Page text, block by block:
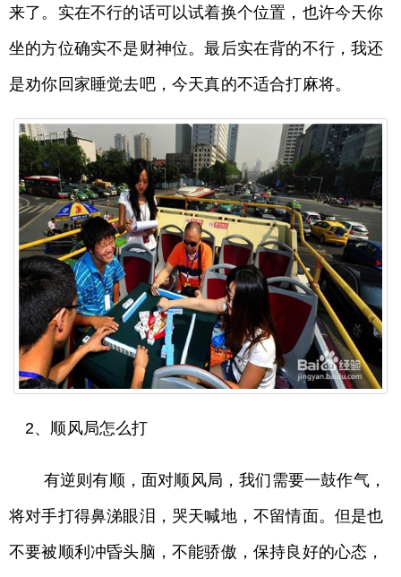
来了。实在不行的话可以试着换个位置，也许今天你
坐的方位确实不是财神位。最后实在背的不行，我还
是劝你回家睡觉去吧，今天真的不适合打麻将。
2、顺风局怎么打
有逆则有顺，面对顺风局，我们需要一鼓作气，
将对手打得鼻涕眼泪，哭天喊地，不留情面。但是也
不要被顺利冲昏头脑，不能骄傲，保持良好的心态，